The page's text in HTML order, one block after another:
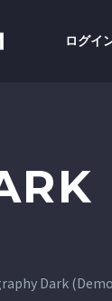
ログイ
Dark